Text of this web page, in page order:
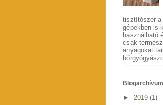
tisztítószer a
gépekben is
használható
csak
anyagokat
Blogarchívum
► 2019 (1)